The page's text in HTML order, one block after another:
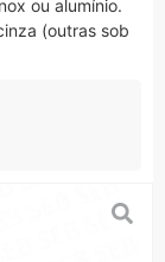
ou alumínio.
(outras sob